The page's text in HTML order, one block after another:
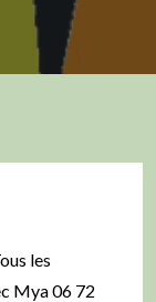
les
Mya 06 72